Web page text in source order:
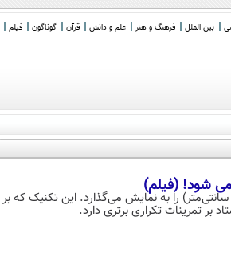
بین الملل فرهنگ و هنر علم و دانش قرآن گوناگون فیلم
شود! (فیلم)
ضربه یک اینچی که توسط بروس‌ لی به شهرت رسید، توانایی تولید نیروی عظیم از فاصله نزدیک (۰ تا ۱۵ سانتی‌متر) را به نمایش می‌گذارد. این تکنیک که بر
بر تمرینات تکراری برتری دارد.